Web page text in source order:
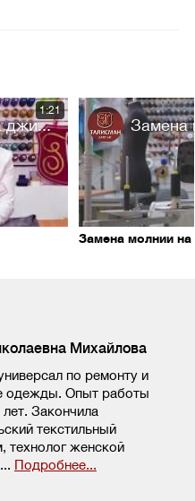
джи...
1:21
Замена
Замена молнии на
Михайлова
по ремонту и
одежды. Опыт работы
Закончила
текстильный
технолог женской
Подробнее...